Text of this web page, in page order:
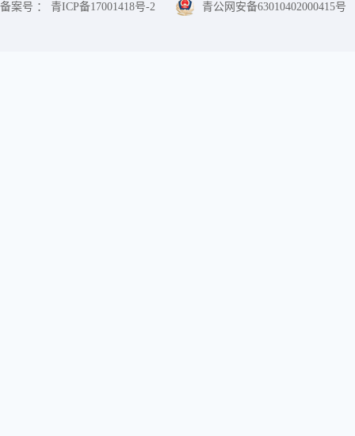
备案号 ： 青ICP备17001418号-2 青公网安备63010402000415号